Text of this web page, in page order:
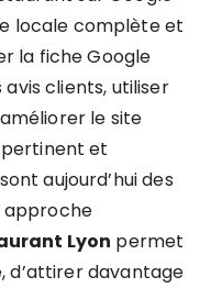
locale complète et
la fiche Google
avis clients, utiliser
le site
et
aujourd’hui des
approche
Lyon permet
d’attirer davantage